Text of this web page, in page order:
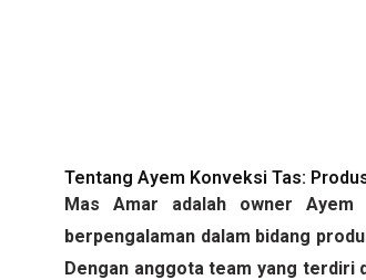
Tentang Ayem Konveksi Tas:
Mas Amar adalah owner
berpengalaman dalam bidang
Dengan anggota team yang terdiri